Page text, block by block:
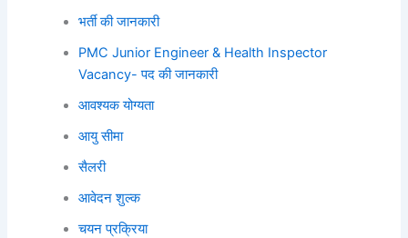
भर्ती की जानकारी
PMC Junior Engineer & Health Inspector
Vacancy- पद की जानकारी
आवश्यक योग्यता
आयु सीमा
सैलरी
आवेदन शुल्क
चयन प्रक्रिया